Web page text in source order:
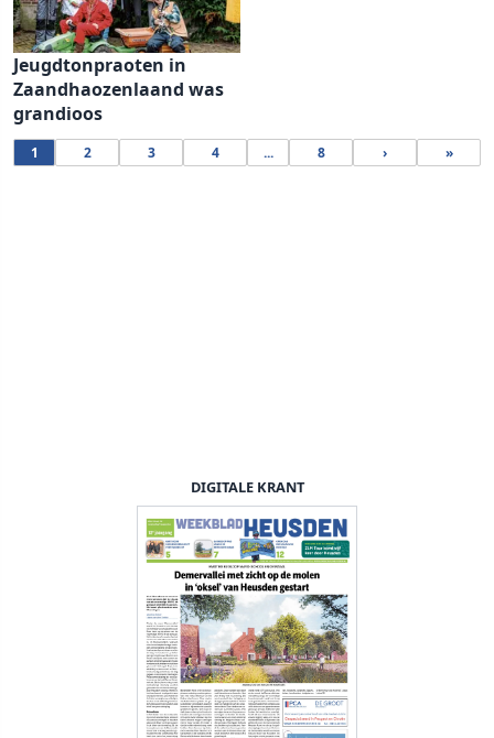
Jeugdtonpraoten in
Zaandhaozenlaand was
grandioos
1 2 3 4 ... 8 › »
DIGITALE KRANT